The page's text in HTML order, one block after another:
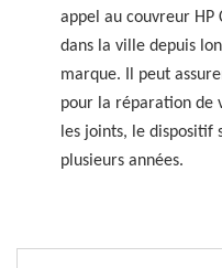
appel au couvreur
dans la ville depuis
marque. Il peut
pour la réparation de
les joints, le dispositif
plusieurs années.